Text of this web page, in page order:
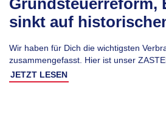
Grundsteuerreform,
sinkt auf
Wir haben für Dich die wichtigsten
zusammengefasst. Hier ist unser
JETZT LESEN